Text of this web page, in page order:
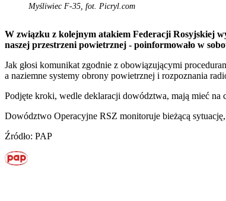
Myśliwiec F-35, fot. Picryl.com
W związku z kolejnym atakiem Federacji Rosyjskiej
naszej przestrzeni powietrznej - poinformowało w
Jak głosi komunikat zgodnie z obowiązującymi
a naziemne systemy obrony powietrznej i rozpoznania
Podjęte kroki, wedle deklaracji dowództwa, mają mieć na
Dowództwo Operacyjne RSZ monitoruje bieżącą
Źródło: PAP